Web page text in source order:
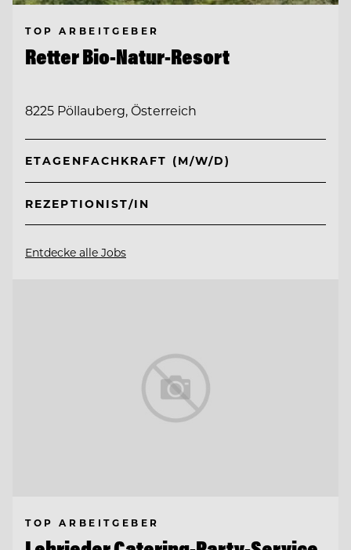
TOP ARBEITGEBER
Retter Bio-Natur-Resort
8225 Pöllauberg, Österreich
ETAGENFACHKRAFT (M/W/D)
REZEPTIONIST/IN
Entdecke alle Jobs
TOP ARBEITGEBER